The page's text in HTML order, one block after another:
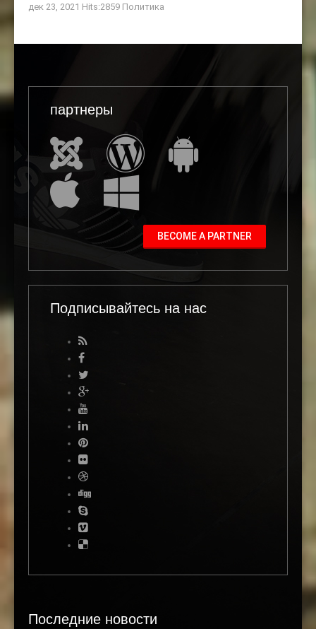
дек 23, 2021 Hits:2859 Политика
партнеры
BECOME A PARTNER
Подписывайтесь на нас
Последние новости